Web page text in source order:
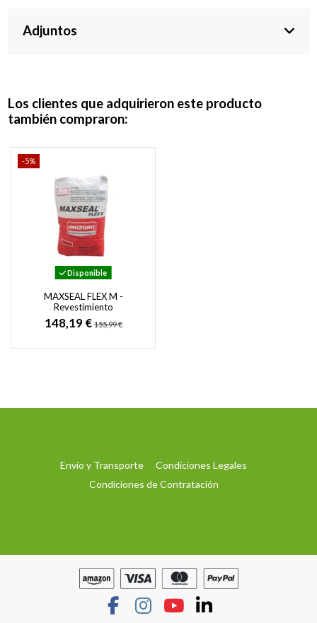
Adjuntos
Los clientes que adquirieron este producto
también compraron:
-5%
Disponible
MAXSEAL FLEX M -
Revestimiento
monocomponente Flexible
e Impermeable para
148,19 € 155,99 €
Envío y Transporte
Condiciones Legales
Condiciones de Contratación